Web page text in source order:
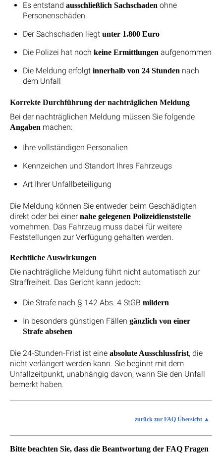
Es entstand ausschließlich Sachschadenohne
Personenschäden
Der Sachschaden liegt unter 1.800 Euro
Die Polizei hat noch keine Ermittlungenaufgenommen
Die Meldung erfolgt innerhalb von 24 Stundennach
dem Unfall
Korrekte Durchführung der nachträglichen Meldung
Bei der nachträglichen Meldung müssen Sie folgende
Angaben machen:
Ihre vollständigen Personalien
Kennzeichen und Standort Ihres Fahrzeugs
Art Ihrer Unfallbeteiligung
Die Meldung können Sie entweder beim Geschädigten
direkt oder bei einer nahe gelegenen Polizeidienststelle
vornehmen. Das Fahrzeug muss dabei für weitere
Feststellungen zur Verfügung gehalten werden.
Rechtliche Auswirkungen
Die nachträgliche Meldung führt nicht automatisch zur
Straffreiheit. Das Gericht kann jedoch:
Die Strafe nach § 142 Abs. 4 StGB mildern
In besonders günstigen Fällen gänzlich von einer
Strafe absehen
Die 24-Stunden-Frist ist eine absolute Ausschlussfrist, die
nicht verlängert werden kann. Sie beginnt mit dem
Unfallzeitpunkt, unabhängig davon, wann Sie den Unfall
bemerkt haben.
zurück zur FAQ Übersicht
Bitte beachten Sie, dass die Beantwortung der FAQ Fragen